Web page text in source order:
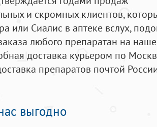
и скромных клиентов,
или Сиалис в аптеке вслух,
любого препаратан на
доставка курьером по
препаратов почтой
выгодно